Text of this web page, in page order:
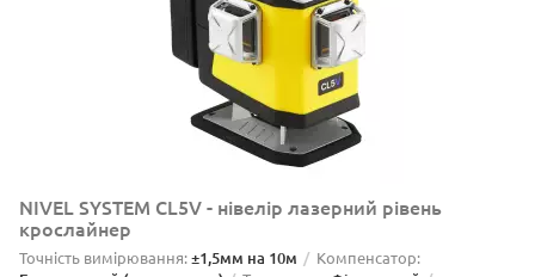
NIVEL SYSTEM CL5V - нівелір лазерний рівень
крослайнер
Точність вимірювання:±1,5мм на 10м Компенсатор: